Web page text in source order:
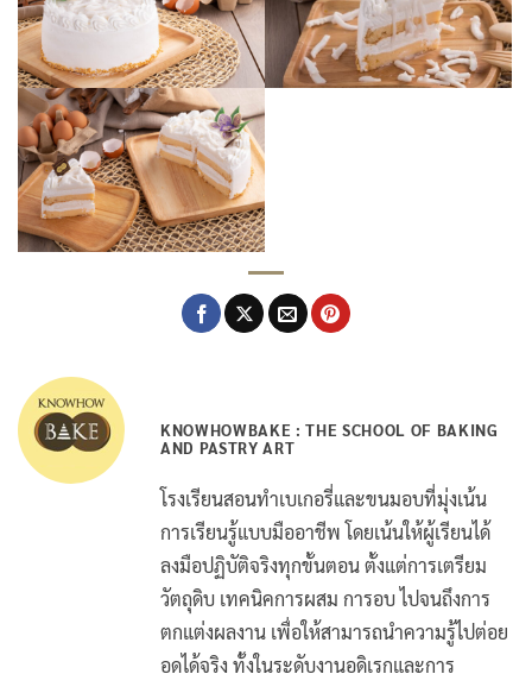
KNOWHOWBAKE : THE SCHOOL OF BAKING
AND PASTRY ART
โรงเรียนสอนทำเบเกอรี่และขนมอบที่มุ่งเน้น
การเรียนรู้แบบมืออาชีพ โดยเน้นให้ผู้เรียนได้
ลงมือปฏิบัติจริงทุกขั้นตอน ตั้งแต่การเตรียม
วัตถุดิบ เทคนิคการผสม การอบ ไปจนถึงการ
ตกแต่งผลงาน เพื่อให้สามารถนำความรู้ไปต่อย
อดได้จริง ทั้งในระดับงานอดิเรกและการ